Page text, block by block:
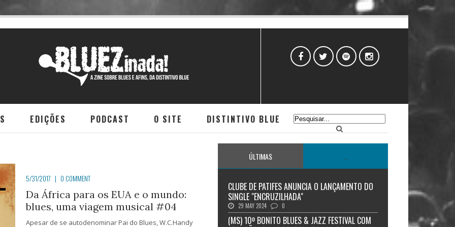
EDIÇÕES PODCAST O SITE DISTINTIVO BLUE
5/31/2017 | 0 COMMENT
Da África para os EUA e o mundo:
blues, uma viagem musical #04
Apesar de se autodenominar Pai do Blues, W.C.Handy
ÚLTIMAS
CLUBE DE PATIFES ANUNCIA O LANÇAMENTO DO
SINGLE "ENCRUZILHADA"
29 MAY 2024 0
(MS) 10º BONITO BLUES & JAZZ FESTIVAL COM